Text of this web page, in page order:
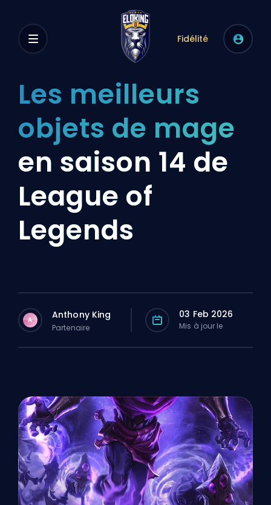
Fidélité
Les meilleurs
objets de mage
en saison 14 de
League of
Legends
A Anthony King
Partenaire
03 Feb 2026
Mis à jour le